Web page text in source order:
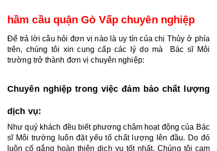
hầm cầu quận Gò Vấp chuyên nghiệp
Để trả lời câu hỏi đơn vị nào là uy tín của chị Thủy ở phía
trên, chúng tôi xin cung cấp các lý do mà  Bác sĩ Môi
trường trở thành đơn vị chuyên nghiệp:
Chuyên nghiệp trong việc đảm bảo chất lượng
dịch vụ:
Như quý khách đều biết phương châm hoạt động của Bác
sĩ Môi trường luôn đặt yếu tố chất lượng lên đầu. Do đó
luôn cố gắng hoàn thiện dịch vụ tốt nhất. Chúng tôi cam